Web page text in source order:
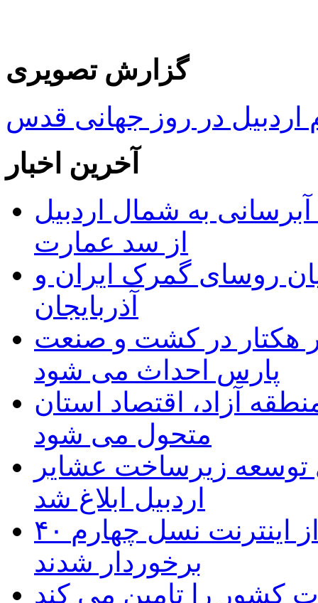
گزارش تصویری
در روز جهانی قدس
آخرین اخبار
ماده ۲۳ طرح آبرسانی به شمال اردبیل
از سد عمارت
روسای گمرک ایران و
آذربایجان
هکتار در کشت و صنعت
پارس احداث می شود
آزاد، اقتصاد استان
متحول می شود
برای توسعه زیرساخت عشایر
اردبیل ابلاغ شد
۴۰ روستای شهرستان گِرمی از اینترنت نسل چهارم
برخوردار شدند